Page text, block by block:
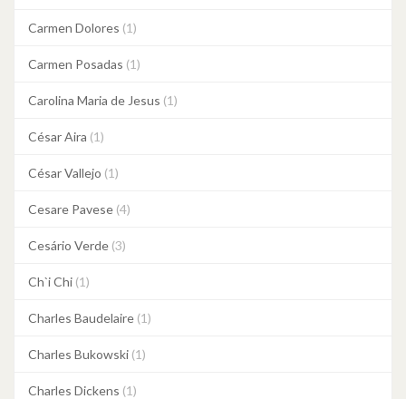
Carmen Dolores (1)
Carmen Posadas (1)
Carolina Maria de Jesus (1)
César Aira (1)
César Vallejo (1)
Cesare Pavese (4)
Cesário Verde (3)
Ch`i Chi (1)
Charles Baudelaire (1)
Charles Bukowski (1)
Charles Dickens (1)